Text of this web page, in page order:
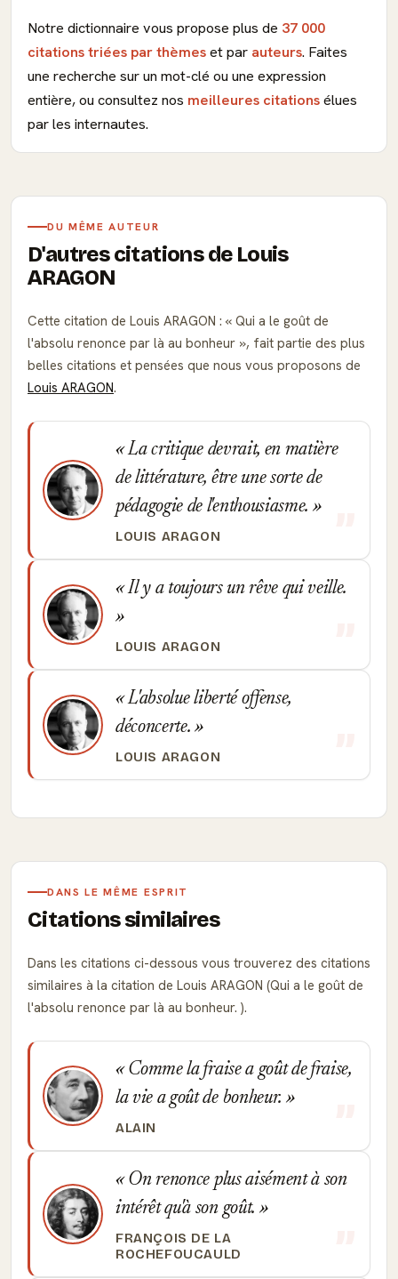
Notre dictionnaire vous propose plus de 37 000
citations triées par thèmeset par auteurs. Faites
une recherche sur un mot-clé ou une expression
entière, ou consultez nos meilleures citationsélues
par les internautes.
DU MÊME AUTEUR
D'autres citations de Louis
ARAGON
Cette citation de Louis ARAGON :
Qui a le goût de
l'absolu renonce par là au bonheur , fait partie des plus
belles citations et pensées que nous vous proposons de
Louis ARAGON.
La critique devrait, en matière
de littérature, être une sorte de
pédagogie de l'enthousiasme.
LOUIS ARAGON
Il y a toujours un rêve qui veille.
LOUIS ARAGON
L'absolue liberté offense,
déconcerte.
LOUIS ARAGON
DANS LE MÊME ESPRIT
Citations similaires
Dans les citations ci-dessous vous trouverez des citations
similaires à la citation de Louis ARAGON (Qui a le goût de
l'absolu renonce par là au bonheur. ).
Comme la fraise a goût de fraise,
la vie a goût de bonheur.
ALAIN
On renonce plus aisément à son
intérêt qu'à son goût.
FRANÇOIS DE LA
ROCHEFOUCAULD